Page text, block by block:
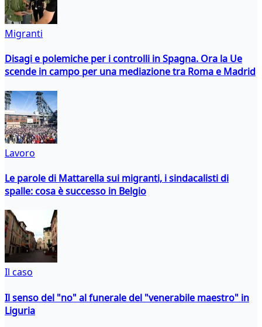
Migranti
Disagi e polemiche per i controlli in Spagna. Ora la Ue
scende in campo per una mediazione tra Roma e Madrid
Lavoro
Le parole di Mattarella sui migranti, i sindacalisti di
spalle: cosa è successo in Belgio
Il caso
Il senso del "no" al funerale del "venerabile maestro" in
Liguria